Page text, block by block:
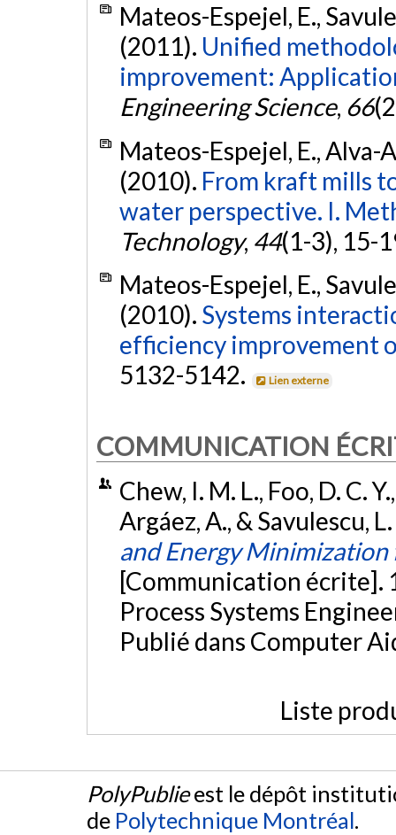
Mateos-Espejel, E.,
(2011). Unified
improvement:
Engineering Science, 66
Mateos-Espejel, E., Alva-
(2010). From kraft mills
water perspective. I.
Technology, 44(1-3), 15-
Mateos-Espejel, E.,
(2010). Systems
efficiency improvement
5132-5142.
Lien externe
COMMUNICATION
Chew, I. M. L., Foo, D. C.
Argáez, A., & Savulescu,
and Energy
[Communication écrite].
Process Systems
Publié dans Computer
Liste
PolyPublieest le dépôt
de Polytechnique Montréal.